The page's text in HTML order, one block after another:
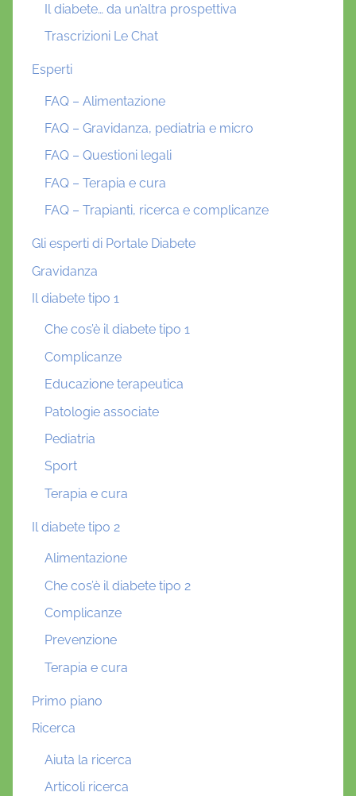
Il diabete… da un’altra prospettiva
Trascrizioni Le Chat
Esperti
FAQ – Alimentazione
FAQ – Gravidanza, pediatria e micro
FAQ – Questioni legali
FAQ – Terapia e cura
FAQ – Trapianti, ricerca e complicanze
Gli esperti di Portale Diabete
Gravidanza
Il diabete tipo 1
Che cos’è il diabete tipo 1
Complicanze
Educazione terapeutica
Patologie associate
Pediatria
Sport
Terapia e cura
Il diabete tipo 2
Alimentazione
Che cos’è il diabete tipo 2
Complicanze
Prevenzione
Terapia e cura
Primo piano
Ricerca
Aiuta la ricerca
Articoli ricerca